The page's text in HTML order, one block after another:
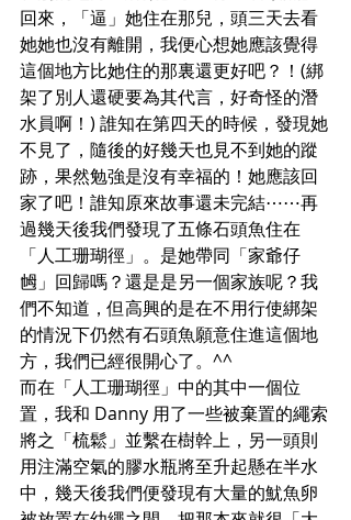
回來，「逼」她住在那兒，頭三天去看
她她也沒有離開，我便心想她應該覺得
這個地方比她住的那裏還更好吧？！(綁
架了別人還硬要為其代言，好奇怪的潛
水員啊！) 誰知在第四天的時候，發現她
不見了，隨後的好幾天也見不到她的蹤
跡，果然勉強是沒有幸福的！她應該回
家了吧！誰知原來故事還未完結⋯⋯再
過幾天後我們發現了五條石頭魚住在
「人工珊瑚徑」。是她帶同「家爺仔
乸」回歸嗎？還是是另一個家族呢？我
們不知道，但高興的是在不用行使綁架
的情況下仍然有石頭魚願意住進這個地
方，我們已經很開心了。^^
而在「人工珊瑚徑」中的其中一個位
置，我和 Danny 用了一些被棄置的繩索
將之「梳鬆」並繫在樹幹上，另一頭則
用注滿空氣的膠水瓶將至升起懸在半水
中，幾天後我們便發現有大量的魷魚卵